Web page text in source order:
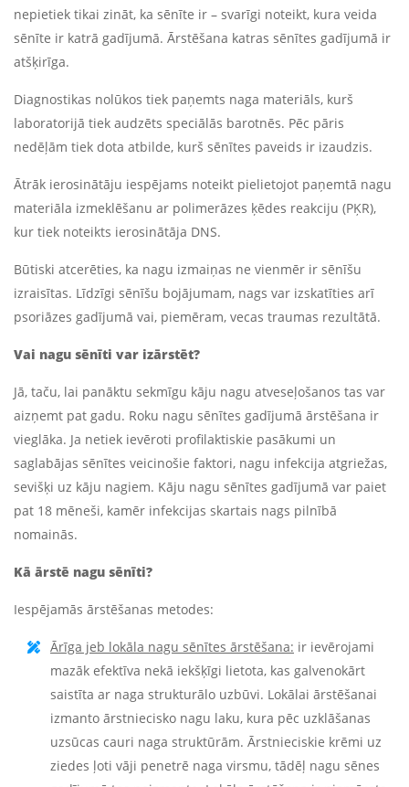
nepietiek tikai zināt, ka sēnīte ir – svarīgi noteikt, kura veida
sēnīte ir katrā gadījumā. Ārstēšana katras sēnītes gadījumā ir
atšķirīga.
Diagnostikas nolūkos tiek paņemts naga materiāls, kurš
laboratorijā tiek audzēts speciālās barotnēs. Pēc pāris
nedēļām tiek dota atbilde, kurš sēnītes paveids ir izaudzis.
Ātrāk ierosinātāju iespējams noteikt pielietojot paņemtā nagu
materiāla izmeklēšanu ar polimerāzes ķēdes reakciju (PĶR),
kur tiek noteikts ierosinātāja DNS.
Būtiski atcerēties, ka nagu izmaiņas ne vienmēr ir sēnīšu
izraisītas. Līdzīgi sēnīšu bojājumam, nags var izskatīties arī
psoriāzes gadījumā vai, piemēram, vecas traumas rezultātā.
Vai nagu sēnīti var izārstēt?
Jā, taču, lai panāktu sekmīgu kāju nagu atveseļošanos tas var
aizņemt pat gadu. Roku nagu sēnītes gadījumā ārstēšana ir
vieglāka. Ja netiek ievēroti profilaktiskie pasākumi un
saglabājas sēnītes veicinošie faktori, nagu infekcija atgriežas,
sevišķi uz kāju nagiem. Kāju nagu sēnītes gadījumā var paiet
pat 18 mēneši, kamēr infekcijas skartais nags pilnībā
nomainās.
Kā ārstē nagu sēnīti?
Iespējamās ārstēšanas metodes:
Ārīga jeb lokāla nagu sēnītes ārstēšana: ir ievērojami
mazāk efektīva nekā iekšķīgi lietota, kas galvenokārt
saistīta ar naga strukturālo uzbūvi. Lokālai ārstēšanai
izmanto ārstniecisko nagu laku, kura pēc uzklāšanas
uzsūcas cauri naga struktūrām. Ārstnieciskie krēmi uz
ziedes ļoti vāji penetrē naga virsmu, tādēļ nagu sēnes